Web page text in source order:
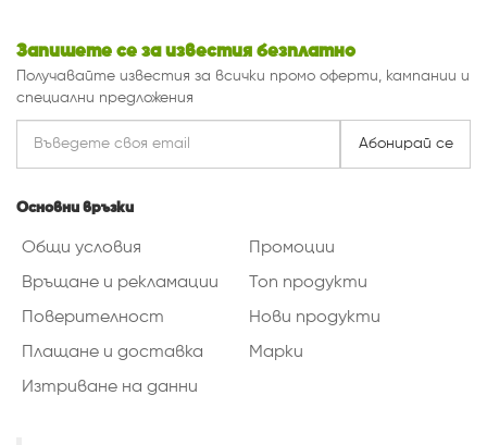
Запишете се за известия безплатно
Получавайте известия за всички промо оферти, кампании и
специални предложения
Абонирай се
Основни връзки
Общи условия
Връщане и рекламации
Поверителност
Плащане и доставка
Изтриване на данни
Промоции
Топ продукти
Нови продукти
Марки